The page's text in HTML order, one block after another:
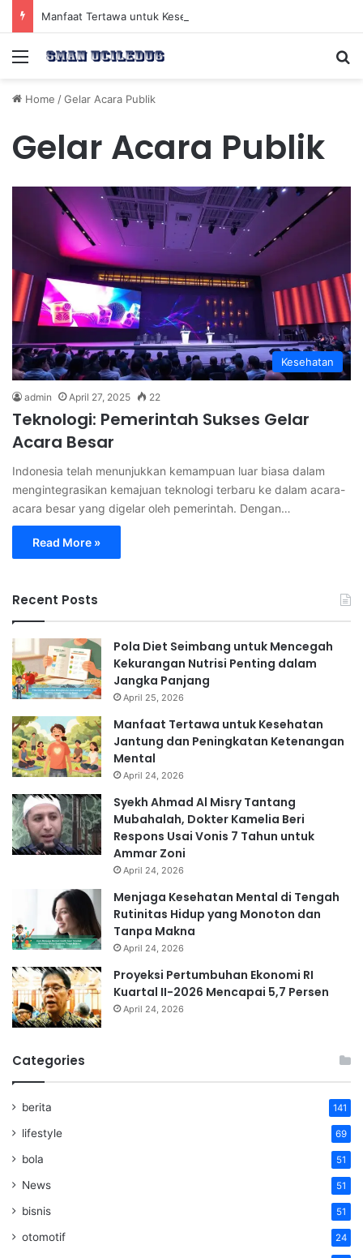
Menu
Home /Gelar Acara Publik
Gelar Acara Publik
Kesehatan
admin April 27, 2025 22
Teknologi: Pemerintah Sukses Gelar
Acara Besar
Indonesia telah menunjukkan kemampuan luar biasa dalam
mengintegrasikan kemajuan teknologi terbaru ke dalam acara-
acara besar yang digelar oleh pemerintah. Dengan…
Read More »
Recent Posts
Pola Diet Seimbang untuk Mencegah
Kekurangan Nutrisi Penting dalam
Jangka Panjang
April 25, 2026
Manfaat Tertawa untuk Kesehatan
Jantung dan Peningkatan Ketenangan
Mental
April 24, 2026
Syekh Ahmad Al Misry Tantang
Mubahalah, Dokter Kamelia Beri
Respons Usai Vonis 7 Tahun untuk
Ammar Zoni
April 24, 2026
Menjaga Kesehatan Mental di Tengah
Rutinitas Hidup yang Monoton dan
Tanpa Makna
April 24, 2026
Proyeksi Pertumbuhan Ekonomi RI
Kuartal II-2026 Mencapai 5,7 Persen
April 24, 2026
Categories
berita 141
lifestyle 69
bola 51
News 51
bisnis 51
otomotif 24